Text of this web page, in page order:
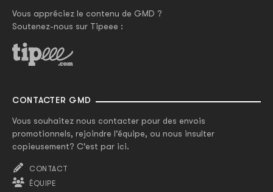
Vous appréciez le contenu de GMD ?
Soutenez-nous sur Tipeee :
CONTACTER GMD
Vous souhaitez nous contacter pour des envois
promotionnels, rejoindre l'équipe, ou nous insulter
copieusement? C'est par ici.
CONTACT
ÉQUIPE